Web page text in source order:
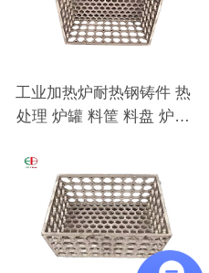
工业加热炉耐热钢铸件 热
处理 炉罐 料筐 料盘 炉底